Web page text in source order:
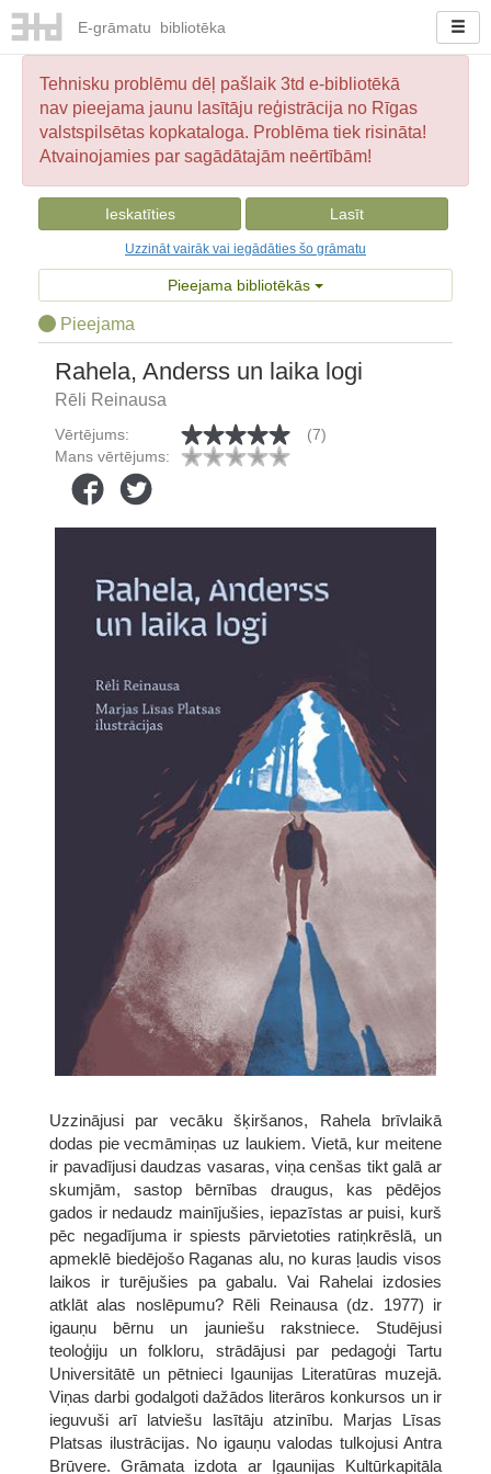
E-grāmatu bibliotēka
Tehnisku problēmu dēļ pašlaik 3td e-bibliotēkā
nav pieejama jaunu lasītāju reģistrācija no Rīgas
valstspilsētas kopkataloga. Problēma tiek risināta!
Atvainojamies par sagādātajām neērtībām!
Ieskatīties Lasīt
Uzzināt vairāk vai iegādāties šo grāmatu
Pieejama bibliotēkās
Pieejama
Rahela, Anderss un laika logi
Rēli Reinausa
Vērtējums:
(7)
Mans vērtējums:
Uzzinājusi par vecāku šķiršanos, Rahela brīvlaikā
dodas pie vecmāmiņas uz laukiem. Vietā, kur meitene
ir pavadījusi daudzas vasaras, viņa cenšas tikt galā ar
skumjām, sastop bērnības draugus, kas pēdējos
gados ir nedaudz mainījušies, iepazīstas ar puisi, kurš
pēc negadījuma ir spiests pārvietoties ratiņkrēslā, un
apmeklē biedējošo Raganas alu, no kuras ļaudis visos
laikos ir turējušies pa gabalu. Vai Rahelai izdosies
atklāt alas noslēpumu? Rēli Reinausa (dz. 1977) ir
igauņu bērnu un jauniešu rakstniece. Studējusi
teoloģiju un folkloru, strādājusi par pedagoģi Tartu
Universitātē un pētnieci Igaunijas Literatūras muzejā.
Viņas darbi godalgoti dažādos literāros konkursos un ir
ieguvuši arī latviešu lasītāju atzinību. Marjas Līsas
Platsas ilustrācijas. No igauņu valodas tulkojusi Antra
Brūvere. Grāmata izdota ar Igaunijas Kultūrkapitāla